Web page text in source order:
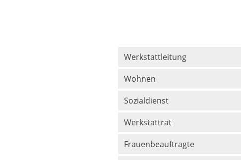
Werkstattleitung
Wohnen
Sozialdienst
Werkstattrat
Frauenbeauftragte